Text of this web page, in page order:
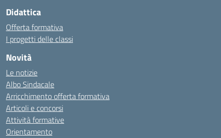
Didattica
Offerta formativa
I progetti delle classi
Novità
Le notizie
Albo Sindacale
Arricchimento offerta formativa
Articoli e concorsi
Attività formative
Orientamento